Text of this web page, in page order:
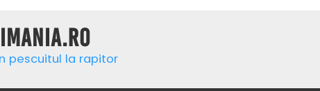
pescuitul la rapitor